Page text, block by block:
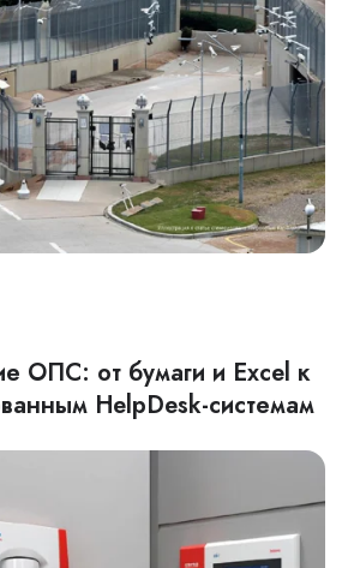
ОПС: от бумаги и Excel к
HelpDesk-системам